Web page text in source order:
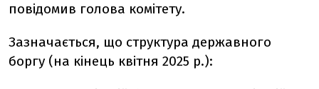
повідомив голова комітету.
Зазначається, що структура державного
боргу (на кінець квітня 2025 р.):